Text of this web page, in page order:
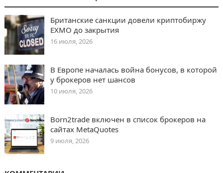
Британские санкции довели криптобиржу
EXMO до закрытия
16 июля, 2026
В Европе началась война бонусов, в которой
у брокеров нет шансов
10 июля, 2026
Born2trade включен в список брокеров на
сайтах MetaQuotes
9 июля, 2026